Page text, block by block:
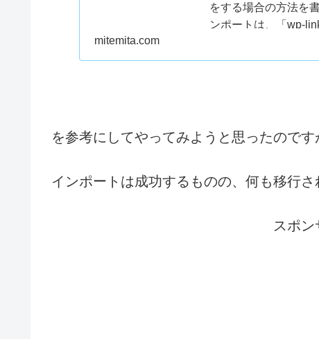
をする場合の方法を
ンポートは、「wp-
mitemita.com
を参考にしてやってみようと思ったのです
インポートは成功するものの、何も移行さ
スポン